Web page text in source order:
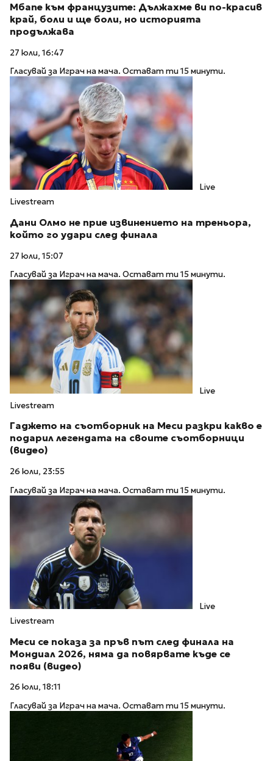
Мбапе към французите: Дължахме ви по-красив
край, боли и ще боли, но историята
продължава
27 юли, 16:47
Гласувай за Играч на мача. Остават ти 15 минути.
Live
Livestream
Дани Олмо не прие извинението на треньора,
който го удари след финала
27 юли, 15:07
Гласувай за Играч на мача. Остават ти 15 минути.
Live
Livestream
Гаджето на съотборник на Меси разкри какво е
подарил легендата на своите съотборници
(видео)
26 юли, 23:55
Гласувай за Играч на мача. Остават ти 15 минути.
Live
Livestream
Меси се показа за пръв път след финала на
Мондиал 2026, няма да повярвате къде се
появи (видео)
26 юли, 18:11
Гласувай за Играч на мача. Остават ти 15 минути.